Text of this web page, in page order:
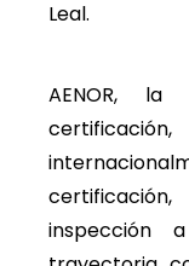
Leal.
AENOR,
inspección